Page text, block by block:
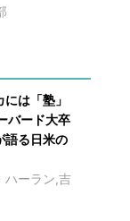
は「塾」
バード大卒
語る日米の
ハーラン,吉